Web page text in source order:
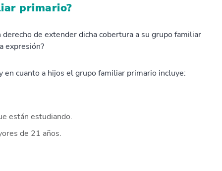
primario?
de extender dicha cobertura a su grupo familiar
expresión?
cuanto a hijos el grupo familiar primario incluye:
están estudiando.
de 21 años.